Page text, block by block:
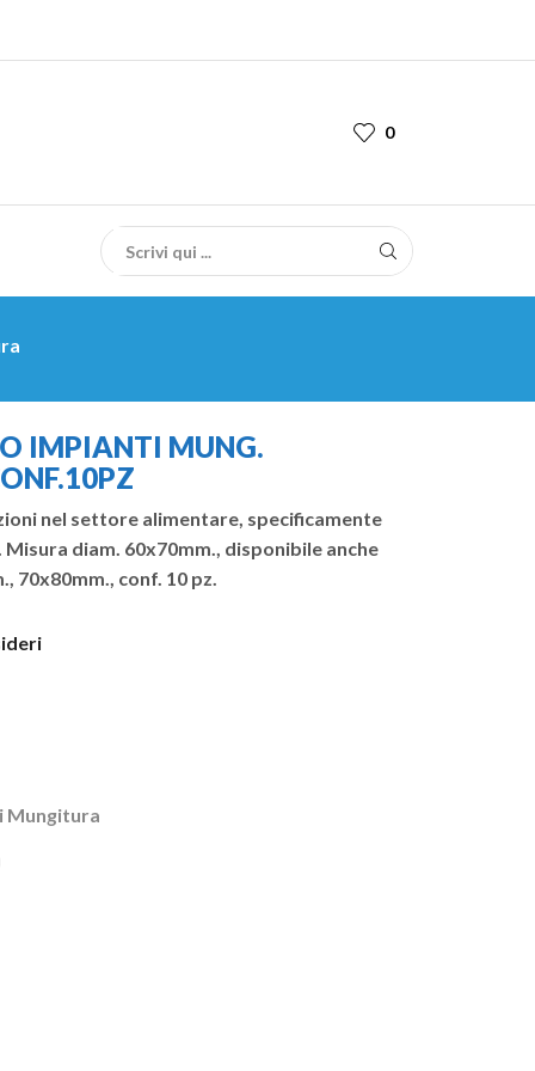
0
IMPIANTI MUNG.
nel settore alimentare, specificamente
diam. 60x70mm., disponibile anche
70x80mm., conf. 10 pz.
Mungitura